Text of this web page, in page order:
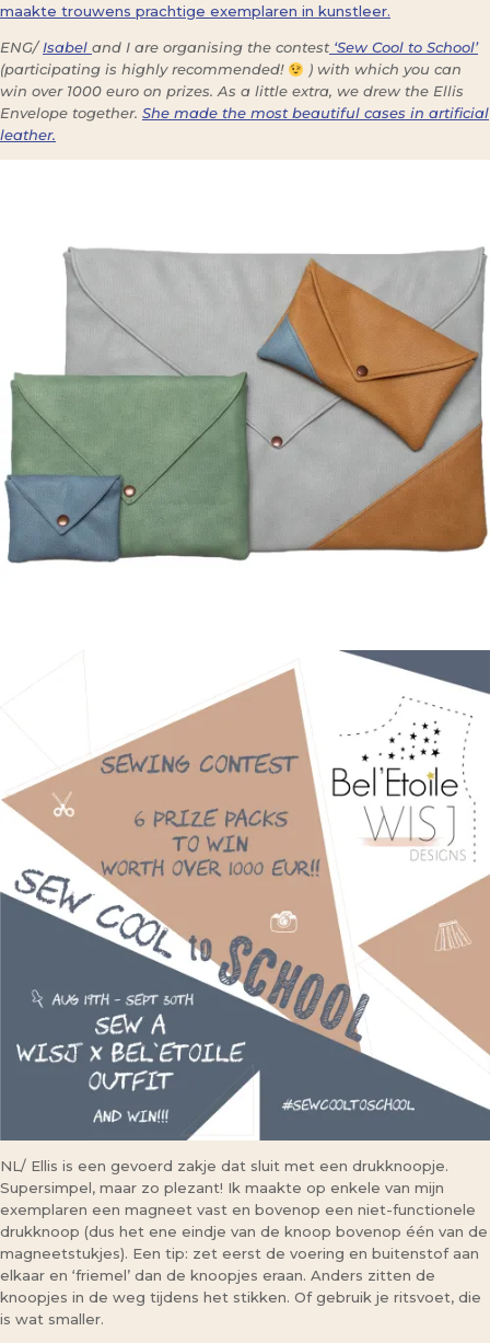
maakte trouwens prachtige exemplaren in kunstleer.
ENG/Isabel and I are organising the contest‘Sew Cool to School’
(participating is highly recommended!
) with which you can
win over 1000 euro on prizes. As a little extra, we drew the Ellis
Envelope together. She made the most beautiful cases in artificial
leather.
NL/ Ellis is een gevoerd zakje dat sluit met een drukknoopje.
Supersimpel, maar zo plezant! Ik maakte op enkele van mijn
exemplaren een magneet vast en bovenop een niet-functionele
drukknoop (dus het ene eindje van de knoop bovenop één van de
magneetstukjes). Een tip: zet eerst de voering en buitenstof aan
elkaar en ‘friemel’ dan de knoopjes eraan. Anders zitten de
knoopjes in de weg tijdens het stikken. Of gebruik je ritsvoet, die
is wat smaller.